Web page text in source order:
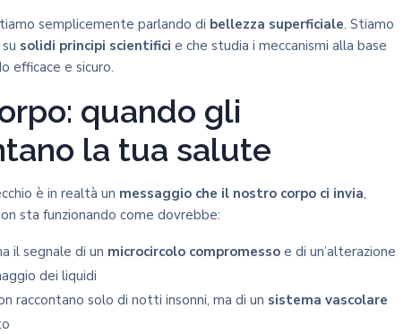
semplicemente parlando di bellezza superficiale. Stiamo
solidi principi scientifici e che studia i meccanismi alla base
efficace e sicuro.
quando gli
la tua salute
è in realtà un messaggio che il nostro corpo ci invia,
sta funzionando come dovrebbe:
il segnale di un microcircolo compromesso e di un’alterazione
dei liquidi
raccontano solo di notti insonni, ma di un sistema vascolare